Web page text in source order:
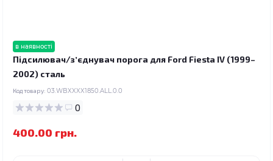
в наявності
Підсилювач/зʼєднувач порога для Ford Fiesta IV (1999–
2002) сталь
Код товару: 03.WBXXXX1850.ALL.0.0
0
400.00 грн.